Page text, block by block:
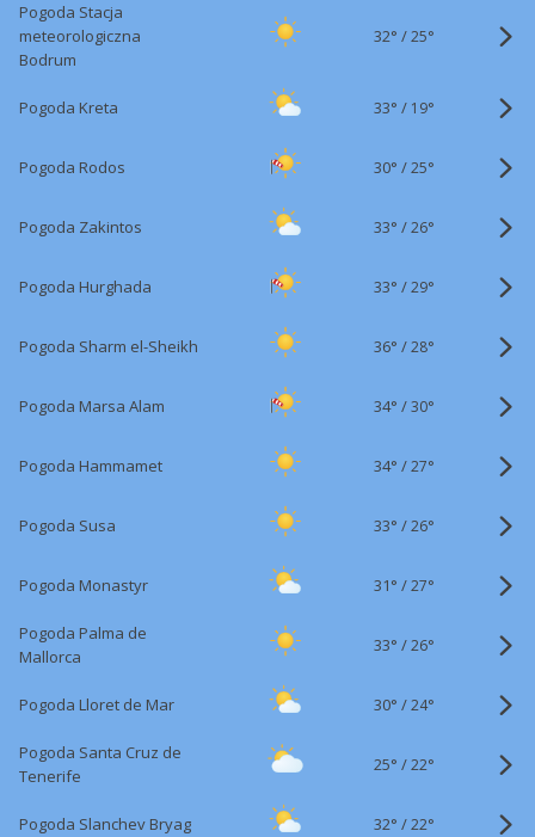
Pogoda Stacja
meteorologiczna
Bodrum
32° /25°
Pogoda Kreta 33° / 19°
Pogoda Rodos 30° /25°
Pogoda Zakintos 33° /26°
Pogoda Hurghada 33° /29°
Pogoda Sharm el-Sheikh 36° /28°
Pogoda Marsa Alam 34° /30°
Pogoda Hammamet 34° /27°
Pogoda Susa 33° /26°
Pogoda Monastyr 31° /27°
Pogoda Palma de
Mallorca
33° /26°
Pogoda Lloret de Mar 30° /24°
Pogoda Santa Cruz de
Tenerife
25° /22°
Pogoda Slanchev Bryag 32° /22°